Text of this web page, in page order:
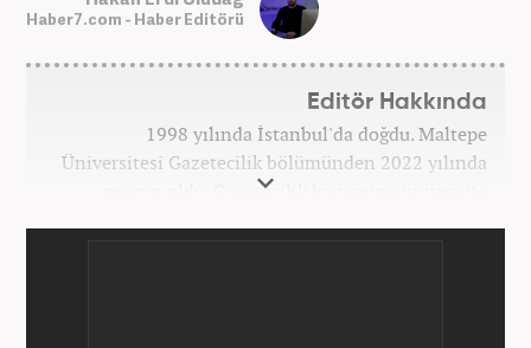
Haber7.com - Haber Editörü
Editör Hakkında
1998 yılında İstanbul'da doğdu. Maltepe
Üniversitesi Gazetecilik bölümünden 2022 yılında
mezun oldu. Gazetecilik kariyerine üniversite